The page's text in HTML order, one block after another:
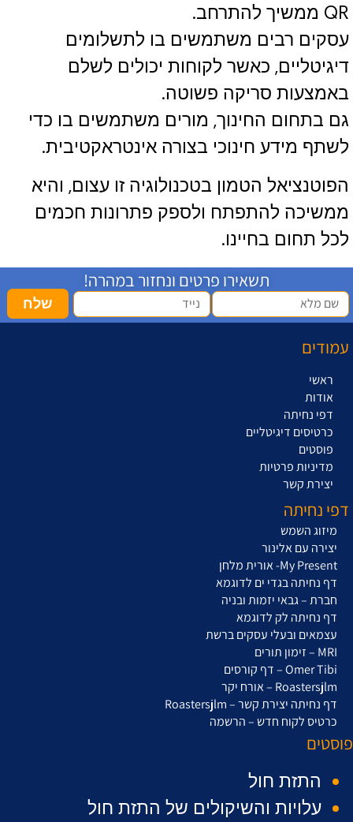
QR ממשיך להתרחב.
עסקים רבים משתמשים בו לתשלומים
דיגיטליים, כאשר לקוחות יכולים לשלם
באמצעות סריקה פשוטה.
גם בתחום החינוך, מורים משתמשים בו כדי
לשתף מידע חינוכי בצורה אינטראקטיבית.
הפוטנציאל הטמון בטכנולוגיה זו עצום, והיא
ממשיכה להתפתח ולספק פתרונות חכמים
לכל תחום בחיינו.
תשאירו פרטים ונחזור במהרה!
שלח
עמודים
ראשי
אודות
דפי נחיתה
כרטיסים דיגיטליים
פוסטים
מדיניות פרטיות
יצירת קשר
דפי נחיתה
מיזוג השמש
יצירה עם אלינור
My Present- אורית מלחן
דף נחיתה בגדי ים לדוגמא
חברת – גבאי יזמות ובניה
דף נחיתה לק לדוגמא
עצמאים ובעלי עסקים ברשת
MRI – זימון תורים
Omer Tibi – דף קורסים
Roastersjlm – אורח יקר
דף נחיתה יצירת קשר – Roastersjlm
כרטיס לקוח חדש – הרשמה
פוסטים
התזת חול
עלויות והשיקולים של התזת חול